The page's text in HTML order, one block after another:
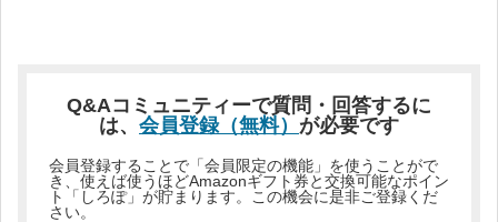
Q&Aコミュニティーで質問・回答するに
は、 会員登録（無料） が必要です
会員登録することで「会員限定の機能」を使うことがで
き、使えば使うほどAmazonギフト券と交換可能なポイン
ト「しろぽ」が貯まります。この機会に是非ご登録くだ
さい。